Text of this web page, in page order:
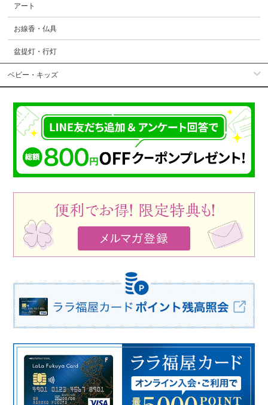
アート
お線香・仏具
盆提灯・行灯
ベビー・キッズ